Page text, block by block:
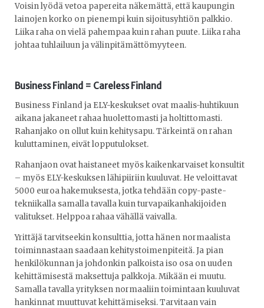
Voisin lyödä vetoa papereita näkemättä, että kaupungin
lainojen korko on pienempi kuin sijoitusyhtiön palkkio.
Liika raha on vielä pahempaa kuin rahan puute. Liika raha
johtaa tuhlailuun ja välinpitämättömyyteen.
Business Finland = Careless Finland
Business Finland ja ELY-keskukset ovat maalis-huhtikuun
aikana jakaneet rahaa huolettomasti ja holtittomasti.
Rahanjako on ollut kuin kehitysapu. Tärkeintä on rahan
kuluttaminen, eivät lopputulokset.
Rahanjaon ovat haistaneet myös kaikenkarvaiset konsultit
– myös ELY-keskuksen lähipiiriin kuuluvat. He veloittavat
5000 euroa hakemuksesta, jotka tehdään copy-paste-
tekniikalla samalla tavalla kuin turvapaikanhakijoiden
valitukset. Helppoa rahaa vähällä vaivalla.
Yrittäjä tarvitseekin konsulttia, jotta hänen normaalista
toiminnastaan saadaan kehitystoimenpiteitä. Ja pian
henkilökunnan ja johdonkin palkoista iso osa on uuden
kehittämisestä maksettuja palkkoja. Mikään ei muutu.
Samalla tavalla yrityksen normaaliin toimintaan kuuluvat
hankinnat muuttuvat kehittämiseksi. Tarvitaan vain